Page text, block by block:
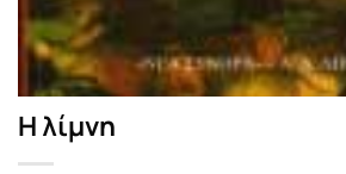
Η λίμνη